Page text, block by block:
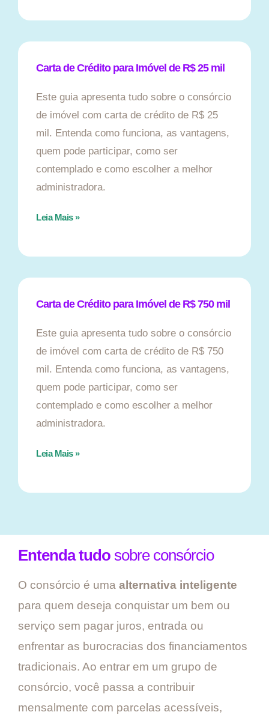
Carta de Crédito para Imóvel de R$ 25 mil
Este guia apresenta tudo sobre o consórcio
de imóvel com carta de crédito de R$ 25
mil. Entenda como funciona, as vantagens,
quem pode participar, como ser
contemplado e como escolher a melhor
administradora.
Leia Mais »
Carta de Crédito para Imóvel de R$ 750 mil
Este guia apresenta tudo sobre o consórcio
de imóvel com carta de crédito de R$ 750
mil. Entenda como funciona, as vantagens,
quem pode participar, como ser
contemplado e como escolher a melhor
administradora.
Leia Mais »
Entenda tudo sobre consórcio
O consórcio é uma alternativa inteligente
para quem deseja conquistar um bem ou
serviço sem pagar juros, entrada ou
enfrentar as burocracias dos financiamentos
tradicionais. Ao entrar em um grupo de
consórcio, você passa a contribuir
mensalmente com parcelas acessíveis,